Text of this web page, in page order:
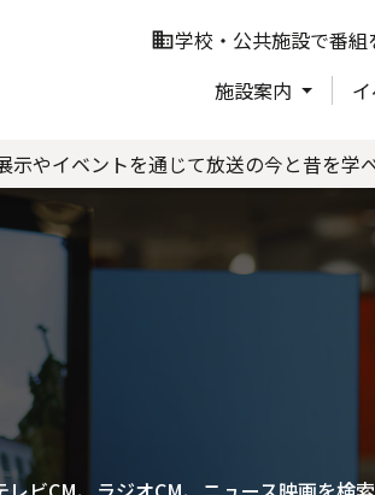
business学校・公共施設で番組
施設案内
やイベントを通じて放送の今と昔を学べ